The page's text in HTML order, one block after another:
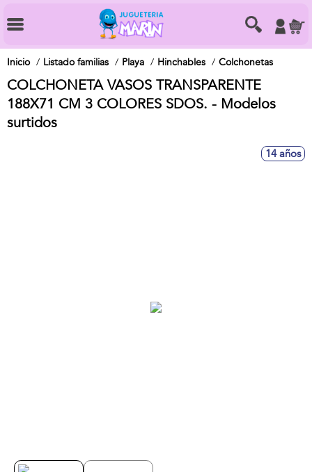
Inicio Listado familias Playa Hinchables Colchonetas
COLCHONETA VASOS TRANSPARENTE
188X71 CM 3 COLORES SDOS. - Modelos
surtidos
14 años